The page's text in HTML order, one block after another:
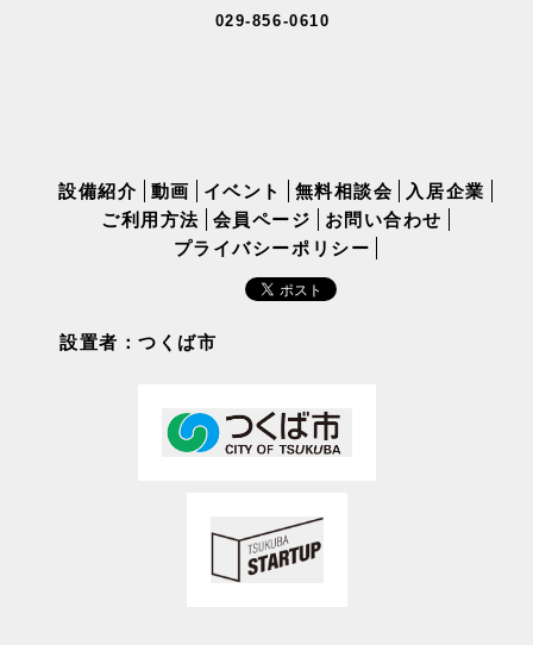
029-856-0610
設備紹介 動画 イベント 無料相談会
入居企業
ご利用方法
会員ページ
お問い合わせ
プライバシーポリシー
設置者：つくば市